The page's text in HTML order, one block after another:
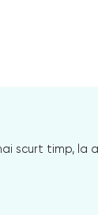
scurt timp, la